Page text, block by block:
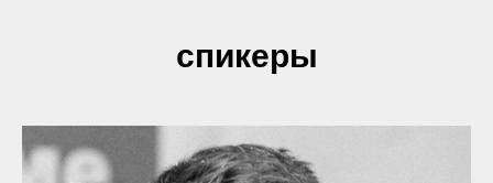
спикеры